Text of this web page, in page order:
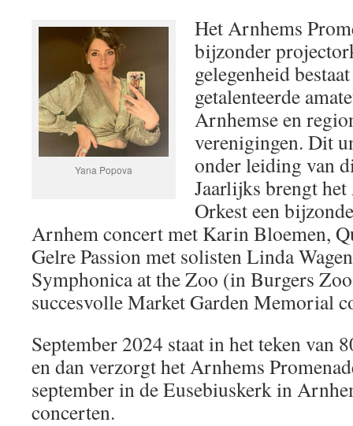
Yana Popova
Het Arnhems
bijzonder
gelegenheid
getalenteerde
Arnhemse en
verenigingen. Dit
onder leiding van
Jaarlijks brengt
Orkest een
Arnhem concert met Karin Bloemen,
Gelre Passion met solisten Linda
Symphonica at the Zoo (in Burgers
succesvolle Market Garden Memorial
September 2024 staat in het teken van
en dan verzorgt het Arnhems
september in de Eusebiuskerk in
concerten.